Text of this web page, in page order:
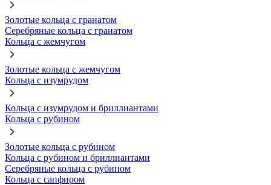
Золотые кольца с гранатом
Серебряные кольца с гранатом
Кольца с жемчугом
Золотые кольца с жемчугом
Кольца с изумрудом
Кольца с изумрудом и бриллиантами
Кольца с рубином
Золотые кольца с рубином
Кольца с рубином и бриллиантами
Серебряные кольца с рубином
Кольца с сапфиром